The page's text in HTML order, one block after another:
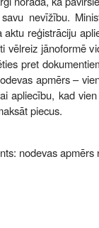
nevīžību.
aktu reģistrāciju
vēlreiz jānoformē
pret
apmērs –
apliecību, kad
piecus.
nodevas